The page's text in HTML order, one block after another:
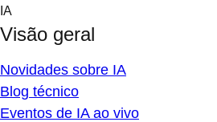
Skip
content
IA
Visão geral
Novidades sobre IA
Blog técnico
Eventos de IA ao vivo